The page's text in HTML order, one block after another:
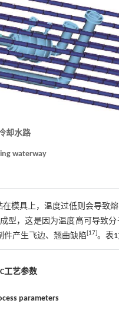
却水路
waterway
模具上，温度过低则会导致
型，这是因为温度高可导致
件产生飞边、翘曲缺陷[17]。 表1
工艺参数
parameters